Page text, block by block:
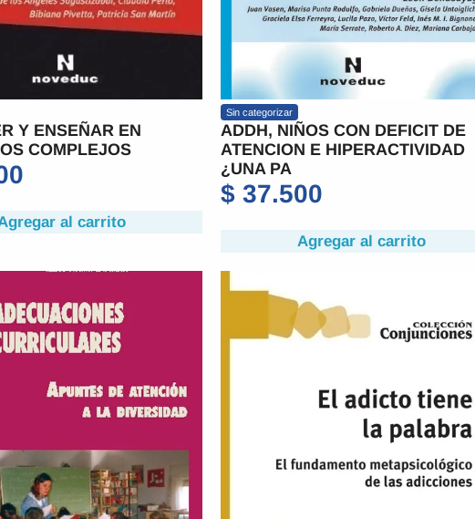
Y ENSEÑAR EN
COMPLEJOS
al carrito
Sin categorizar
ADDH, NIÑOS CON DEFICIT DE
ATENCION E HIPERACTIVIDAD
¿UNA PA
$ 37.500
Agregar al carrito